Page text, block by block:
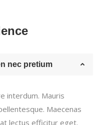
nec pretium
interdum. Mauris
Maecenas
lectus efficitur eget.